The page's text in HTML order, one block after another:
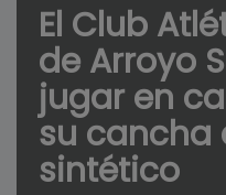
El Club
de Arroyo
jugar en
su cancha
sintético